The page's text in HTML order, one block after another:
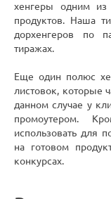
хенгеры одним из
продуктов. Наша
дорхенгеров по
тиражах.
Еще один полюс
листовок, которые
данном случае у
промоутером.
использовать для
на готовом
конкурсах.